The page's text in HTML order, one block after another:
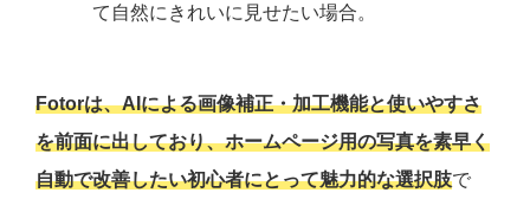
て自然にきれいに見せたい場合。
Fotorは、AIによる画像補正・加工機能と使いやすさ
を前面に出しており、ホームページ用の写真を素早く
自動で改善したい初心者にとって魅力的な選択肢で